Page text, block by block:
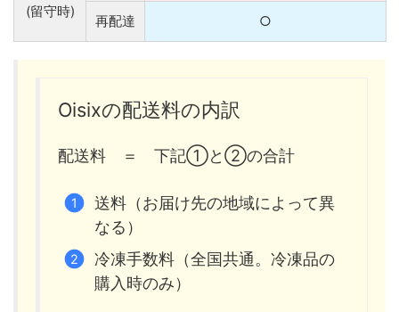
(留守時)
再配達 ○
Oisixの配送料の内訳
配送料 ＝ 下記①と②の合計
送料（お届け先の地域によって異
なる）
冷凍手数料（全国共通。冷凍品の
購入時のみ）